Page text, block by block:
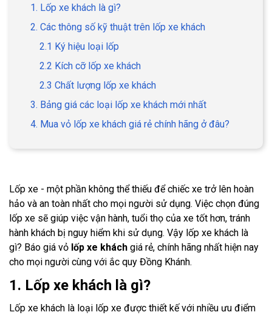
1. Lốp xe khách là gì?
2. Các thông số kỹ thuật trên lốp xe khách
2.1 Ký hiệu loại lốp
2.2 Kích cỡ lốp xe khách
2.3 Chất lượng lốp xe khách
3. Bảng giá các loại lốp xe khách mới nhất
4. Mua vỏ lốp xe khách giá rẻ chính hãng ở đâu?
Lốp xe - một phần không thể thiếu để chiếc xe trở lên hoàn
hảo và an toàn nhất cho mọi người sử dụng. Việc chọn đúng
lốp xe sẽ giúp việc vận hành, tuổi thọ của xe tốt hơn, tránh
hành khách bị nguy hiểm khi sử dụng. Vậy lốp xe khách là
gì? Báo giá vỏ lốp xe khách giá rẻ, chính hãng nhất hiện nay
cho mọi người cùng với ắc quy Đồng Khánh.
1. Lốp xe khách là gì?
Lốp xe khách là loại lốp xe được thiết kế với nhiều ưu điểm